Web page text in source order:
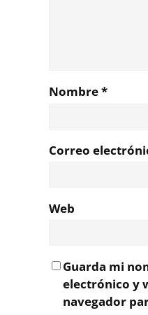
Nombre*
Correo
Web
Guarda mi
electrónico y
navegador